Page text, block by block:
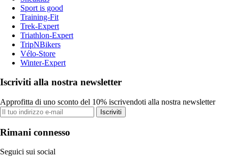
Sport is good
Training-Fit
Trek-Expert
Triathlon-Expert
TripNBikers
Vélo-Store
Winter-Expert
Iscriviti alla nostra newsletter
Approfitta di uno sconto del 10% iscrivendoti alla nostra newsletter
Iscriviti
Rimani connesso
Seguici sui social